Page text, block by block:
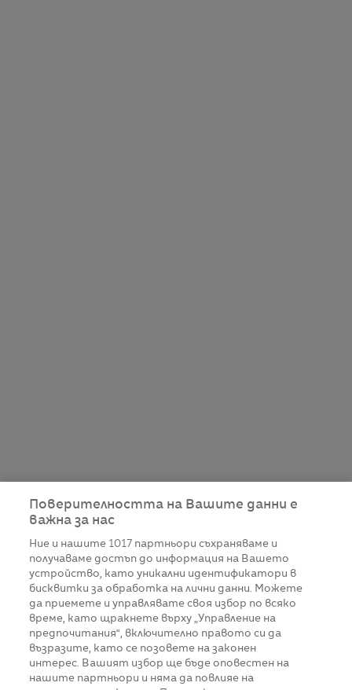
Поверителността на Вашите данни е
важна за нас
Ние и нашите 1017 партньори съхраняваме и
получаваме достъп до информация на Вашето
устройство, като уникални идентификатори в
бисквитки за обработка на лични данни. Можете
да приемете и управлявате своя избор по всяко
време, като щракнете върху „Управление на
предпочитания“, включително правото си да
възразите, като се позовете на законен
интерес. Вашият избор ще бъде оповестен на
нашите партньори и няма да повлияе на